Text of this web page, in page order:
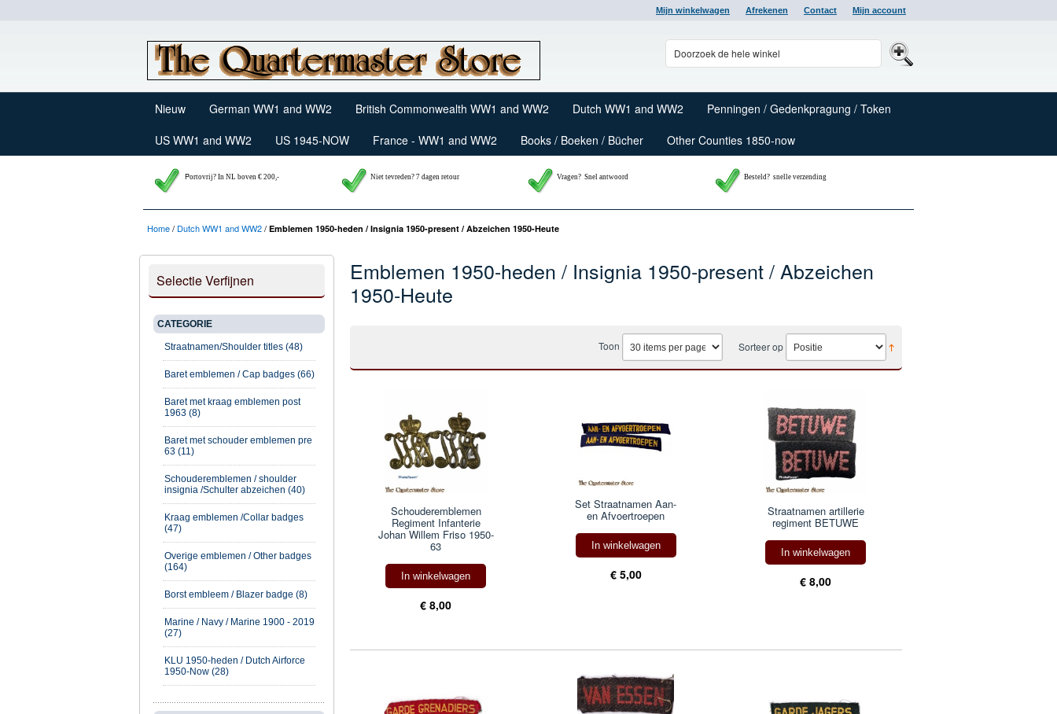
Mijn winkelwagen Afrekenen Contact Mijn account
Nieuw German WW1 and WW2 British Commonwealth WW1 and WW2 Dutch WW1 and WW2
Penningen / Gedenkpragung / Token
US WW1 and WW2
US 1945-NOW France - WW1 and WW2 Books / Boeken / Bücher Other Counties 1850-now
Portovrij? In NL boven € 200,- Niet tevreden? 7 dagen retour Vragen? Snel antwoord Besteld? snelle verzending
Home/ Dutch WW1 and WW2/ Emblemen 1950-heden / Insignia 1950-present / Abzeichen 1950-Heute
Selectie Verfijnen
CATEGORIE
Straatnamen/Shoulder titles (48)
Baret emblemen / Cap badges (66)
Baret met kraag emblemen post
1963 (8)
Baret met schouder emblemen pre
63 (11)
Schouderemblemen / shoulder
insignia /Schulter abzeichen (40)
Kraag emblemen /Collar badges
(47)
Overige emblemen / Other badges
(164)
Borst embleem / Blazer badge (8)
Marine / Navy / Marine 1900 - 2019
(27)
KLU 1950-heden / Dutch Airforce
1950-Now (28)
Emblemen 1950-heden / Insignia 1950-present / Abzeichen
1950-Heute
Sorteer op
Toon
Schouderemblemen
Regiment Infanterie
Johan Willem Friso 1950-
63
In winkelwagen
€ 8,00
Set Straatnamen Aan-
en Afvoertroepen
In winkelwagen
€ 5,00
Straatnamen artillerie
regiment BETUWE
In winkelwagen
€ 8,00